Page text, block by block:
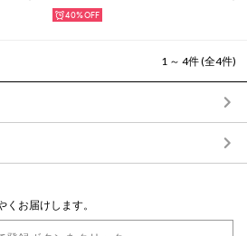
40%
1 ～ 4件 (全4件)
お届けします。